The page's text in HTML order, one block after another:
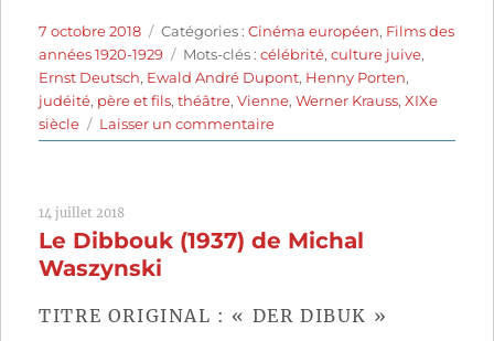
Publié
le
7 octobre 2018 Catégories
Catégories :Cinéma européen, Films des
années 1920-1929
Étiquettes
Mots-clés :célébrité,culture juive,
Ernst Deutsch, Ewald André Dupont, Henny Porten,
judéité, père et fils,théâtre,Vienne,Werner Krauss,XIXe
siècle
Laisser un commentairesur
L’évasion
de
Dupont
14 juillet 2018
Le Dibbouk (1937) de Michal
Waszynski
TITRE ORIGINAL : « DER DIBUK »